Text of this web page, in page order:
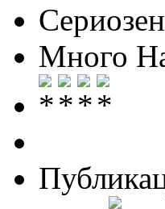
Много